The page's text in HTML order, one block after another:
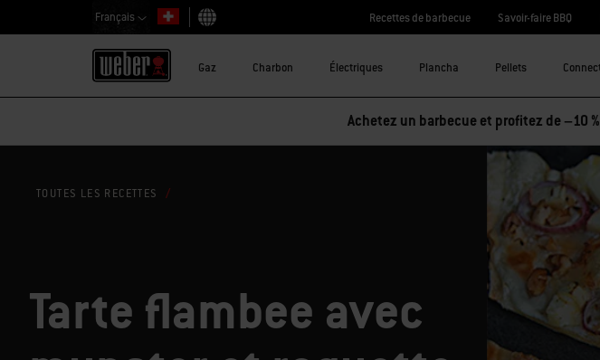
Français
Choisir un pays
Recettes de barbecue Savoir-faire BBQ
Gaz Charbon Électriques Plancha Pellets
Achetez un barbecue et profitez de –10
TOUTES LES RECETTES
Tarte flambee avec